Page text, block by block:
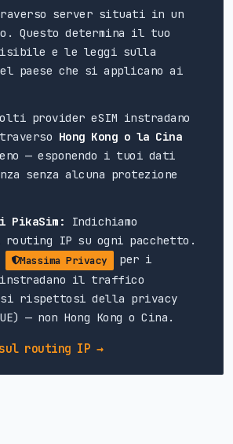
server situati in un
Questo determina il tuo
e le leggi sulla
paese che si applicano ai
provider eSIM instradano
Hong Kong o la Cina
— esponendo i tuoi dati
senza alcuna protezione
PikaSim:
Indichiamo
IP su ogni pacchetto.
Massima Privacy
per i
instradano il traffico
rispettosi della privacy
— non Hong Kong o Cina.
routing IP →